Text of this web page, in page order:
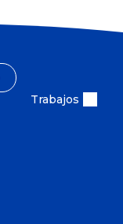
Trabajos